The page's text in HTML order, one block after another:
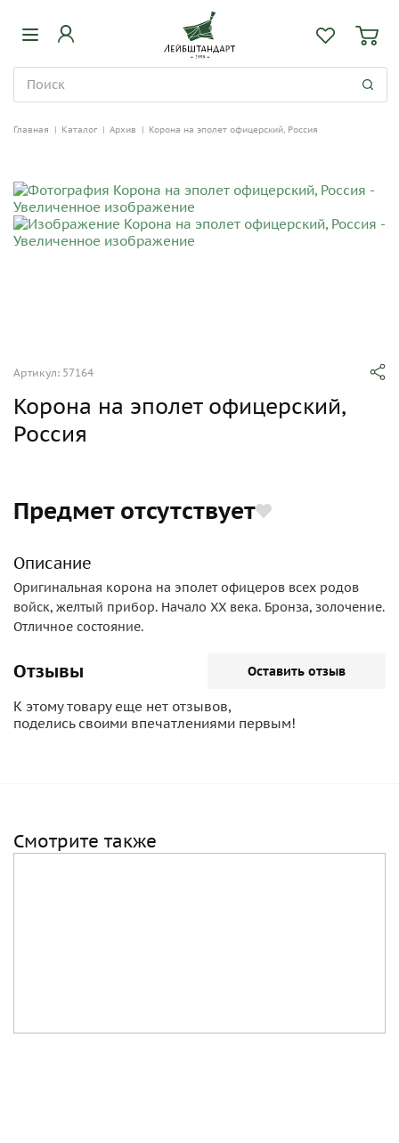
Главная | Каталог | Архив | Корона на эполет офицерский, Россия
Артикул: 57164
Корона на эполет офицерский,
Россия
Предмет отсутствует
Описание
Оригинальная корона на эполет офицеров всех родов
войск, желтый прибор. Начало ХХ века. Бронза, золочение.
Отличное состояние.
Отзывы Оставить отзыв
К этому товару еще нет отзывов,
поделись своими впечатлениями первым!
Смотрите также